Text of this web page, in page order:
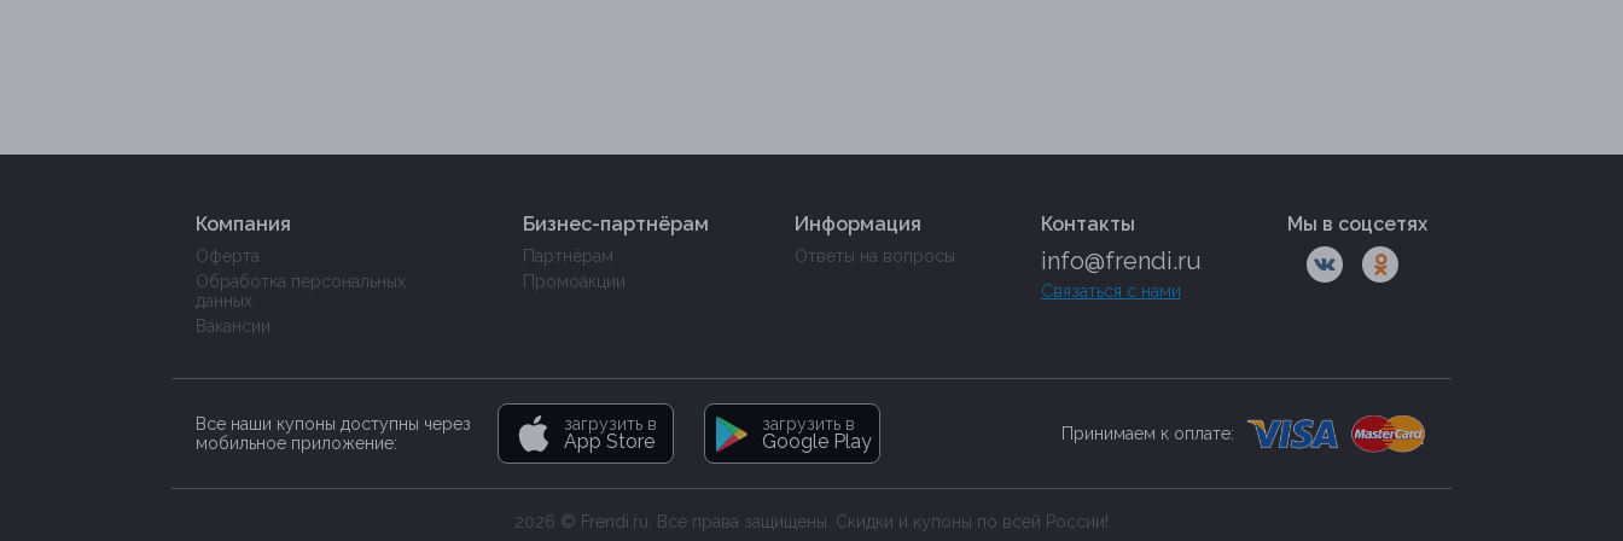
Компания
Оферта
Обработка персональных
данных
Вакансии
Бизнес-партнёрам
Партнёрам
Промоакции
Информация
Ответы на вопросы
Контакты
info@frendi.ru
Связаться с нами
Мы в соцсетях
Все наши купоны доступны через
мобильное приложение:
загрузить в
App Store
загрузить в
Google Play Принимаем к оплате:
2026 © Frendi.ru. Все права защищены. Скидки и купоны по всей России!